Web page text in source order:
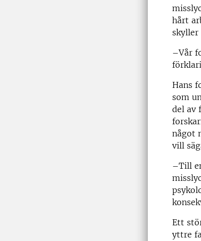
hårt
skyller
–Vår
Hans
som
del av
något
vill
–Till
Ett
yttre